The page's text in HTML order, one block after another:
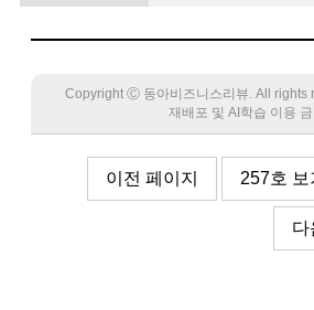
Copyright Ⓒ 동아비즈니스리뷰. All rights
재배포 및 AI학습 이용 금
이전 페이지 257호 보
다